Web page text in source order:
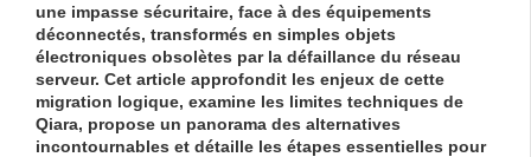
une impasse sécuritaire, face à des équipements
déconnectés, transformés en simples objets
électroniques obsolètes par la défaillance du réseau
serveur. Cet article approfondit les enjeux de cette
migration logique, examine les limites techniques de
Qiara, propose un panorama des alternatives
incontournables et détaille les étapes essentielles pour